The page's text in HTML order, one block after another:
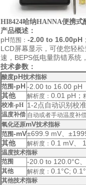
HI8424哈纳HANNA便携式
产品概述：
pH范围： -2.00 to 16.00pH
LCD屏幕显示，可使您轻松
速， BEPS低电量防错系统
技术参数：
酸度pH技术指标
范围-pH-2.00 to 16.00 pH
其他 解析度： 0.01 pH；
校准-pH 1-2 点自动识别校
温度补偿 自动或者手动温度补
氧化还原mV技术指标
范围-mV±699.9 mV、
其他 解析度： 0.1 mV、 1
温度技术指标
范围
-20.0 to 120.0°C
其他 解析度： 0.1°C;
其他技术指标